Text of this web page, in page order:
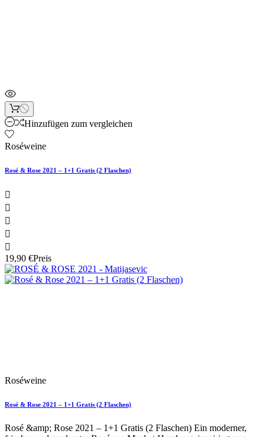
Hinzufügen zum vergleichen
Roséweine
Rosé & Rose 2021 – 1+1 Gratis (2 Flaschen)





19,90 €Preis
Roséweine
Rosé & Rose 2021 – 1+1 Gratis (2 Flaschen)
Rosé &amp; Rose 2021 – 1+1 Gratis (2 Flaschen) Ein moderner,